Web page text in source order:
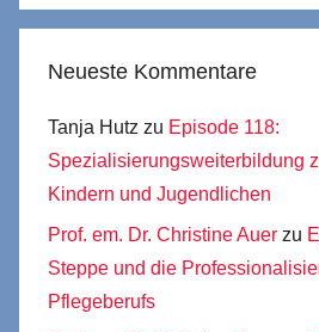
Neueste Kommentare
Tanja Hutz zu Episode 118:
Spezialisierungsweiterbildung
Kindern und Jugendlichen
Prof. em. Dr. Christine Auer zu
Steppe und die
Pflegeberufs